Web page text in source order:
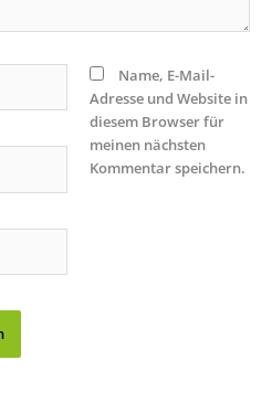
Name, E-Mail-
Adresse und Website in
diesem Browser für
meinen nächsten
Kommentar speichern.